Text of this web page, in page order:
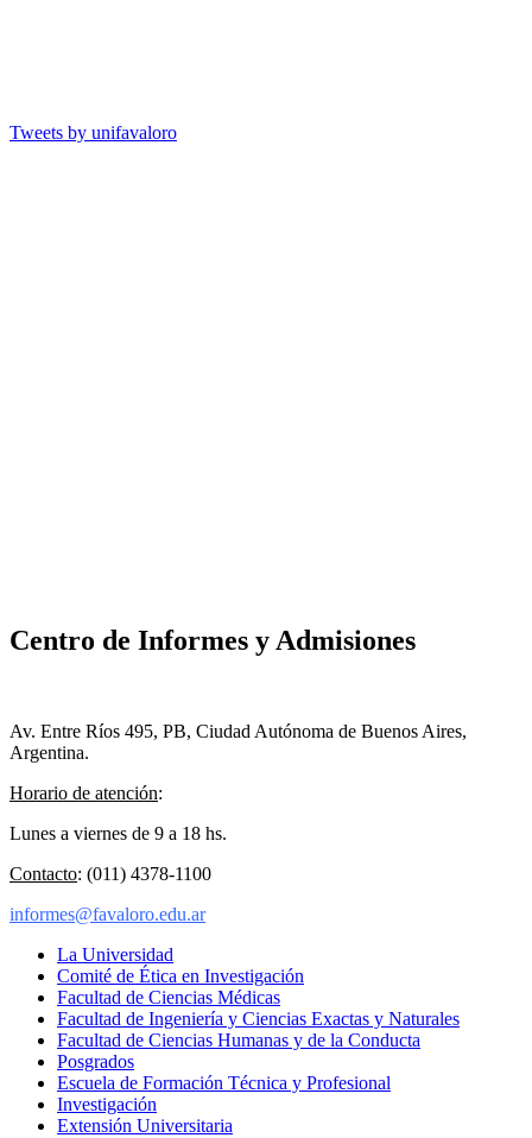
Centro de Informes y Admisiones
Av. Entre Ríos 495, PB, Ciudad Autónoma de Buenos Aires,
Argentina.
Horario de atención:
Lunes a viernes de 9 a 18 hs.
Contacto: (011) 4378-1100
informes@favaloro.edu.ar
La Universidad
Comité de Ética en Investigación
Facultad de Ciencias Médicas
Facultad de Ingeniería y Ciencias Exactas y Naturales
Facultad de Ciencias Humanas y de la Conducta
Posgrados
Escuela de Formación Técnica y Profesional
Investigación
Extensión Universitaria